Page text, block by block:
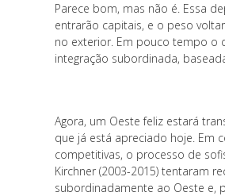
Parece bom, mas não é. Essa
entrarão capitais, e o peso
no exterior. Em pouco tempo o
integração subordinada,
Agora, um Oeste feliz estará
que já está apreciado hoje. Em
competitivas, o processo de
Kirchner (2003-2015) tentaram
subordinadamente ao Oeste e,